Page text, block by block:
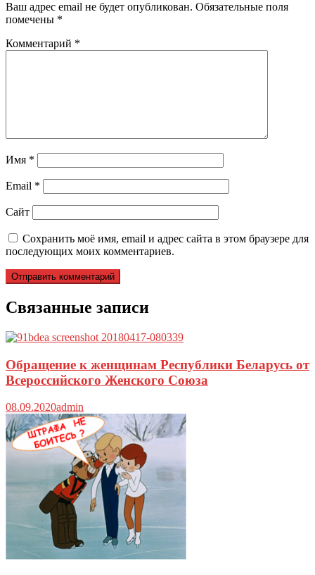
Ваш адрес email не будет опубликован. Обязательные поля
помечены *
Комментарий *
Имя *
Email *
Сайт
Сохранить моё имя, email и адрес сайта в этом браузере для
последующих моих комментариев.
Связанные записи
Обращение к женщинам Республики Беларусь от
Всероссийского Женского Союза
08.09.2020admin